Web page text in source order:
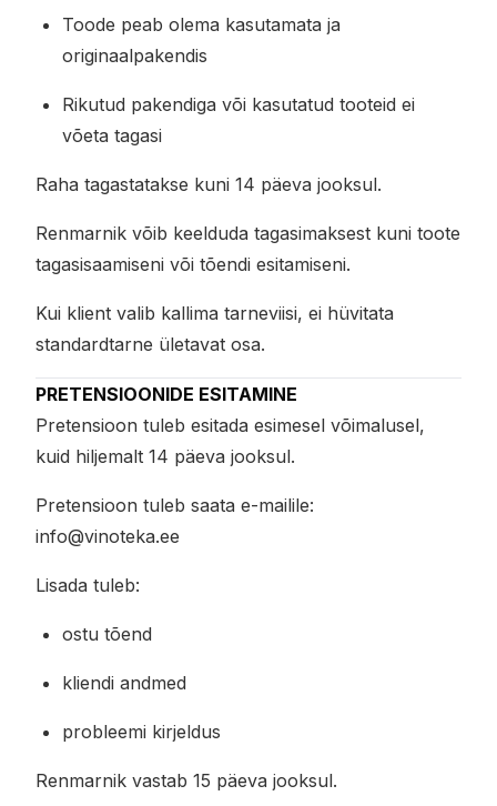
Toode peab olema kasutamata ja
originaalpakendis
Rikutud pakendiga või kasutatud tooteid ei
võeta tagasi
Raha tagastatakse kuni 14 päeva jooksul.
Renmarnik võib keelduda tagasimaksest kuni toote
tagasisaamiseni või tõendi esitamiseni.
Kui klient valib kallima tarneviisi, ei hüvitata
standardtarne ületavat osa.
PRETENSIOONIDE ESITAMINE
Pretensioon tuleb esitada esimesel võimalusel,
kuid hiljemalt 14 päeva jooksul.
Pretensioon tuleb saata e-mailile:
info@vinoteka.ee
Lisada tuleb:
ostu tõend
kliendi andmed
probleemi kirjeldus
Renmarnik vastab 15 päeva jooksul.